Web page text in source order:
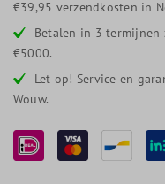
€39,95 verzendkosten in
Betalen in 3
€5000.
Let op! Service en
Wouw.